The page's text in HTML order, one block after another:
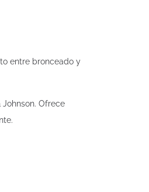
entre bronceado y
Ofrece